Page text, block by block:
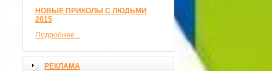
НОВЫЕ ПРИКОЛЫ С ЛЮДЬМИ
2015
Подробнее...
РЕКЛАМА